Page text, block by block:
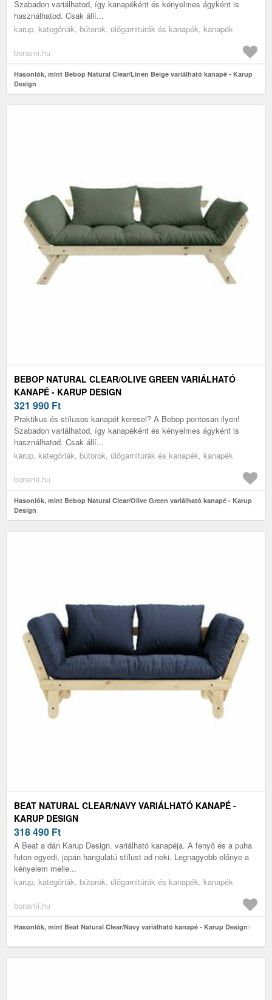
Szabadon variálhatod, így kanapéként és kényelmes ágyként is
használhatod. Csak állí...
karup, kategóriák, bútorok, ülőgarnitúrák és kanapék, kanapék
bonami.hu
Hasonlók, mint Bebop Natural Clear/Linen Beige variálható kanapé - Karup
Design
BEBOP NATURAL CLEAR/OLIVE GREEN VARIÁLHATÓ
KANAPÉ - KARUP DESIGN
321 990 Ft
Praktikus és stílusos kanapét keresel? A Bebop pontosan ilyen!
Szabadon variálhatod, így kanapéként és kényelmes ágyként is
használhatod. Csak állí...
karup, kategóriák, bútorok, ülőgarnitúrák és kanapék, kanapék
bonami.hu
Hasonlók, mint Bebop Natural Clear/Olive Green variálható kanapé - Karup
Design
BEAT NATURAL CLEAR/NAVY VARIÁLHATÓ KANAPÉ -
KARUP DESIGN
318 490 Ft
A Beat a dán Karup Design. variálható kanapéja. A fenyő és a puha
futon egyedi, japán hangulatú stílust ad neki. Legnagyobb előnye a
kényelem melle...
karup, kategóriák, bútorok, ülőgarnitúrák és kanapék, kanapék
bonami.hu
Hasonlók, mint Beat Natural Clear/Navy variálható kanapé - Karup Design